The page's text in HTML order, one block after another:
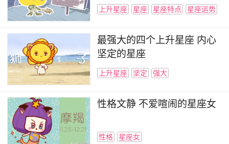
上升星座 星座 星座特点 星座运势
最强大的四个上升星座 内心
坚定的星座
上升星座 坚定 强大
性格文静 不爱喧闹的星座女
性格 星座女